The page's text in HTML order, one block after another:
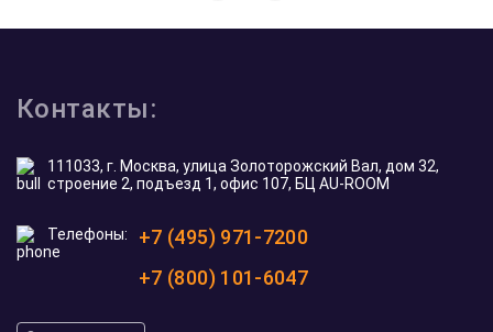
Контакты:
111033, г. Москва, улица Золоторожский Вал, дом 32,
строение 2, подъезд 1, офис 107, БЦ AU-ROOM
Телефоны:
+7 (495) 971-7200
+7 (800) 101-6047